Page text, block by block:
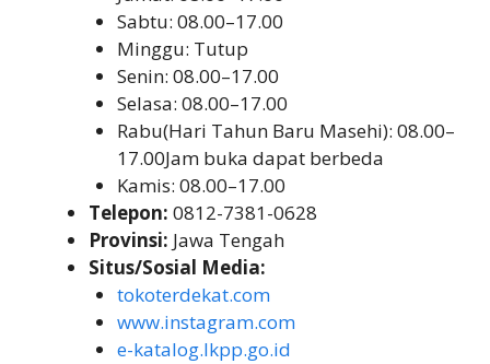
Sabtu: 08.00–17.00
Minggu: Tutup
Senin: 08.00–17.00
Selasa: 08.00–17.00
Rabu(Hari Tahun Baru Masehi): 08.00–
17.00Jam buka dapat berbeda
Kamis: 08.00–17.00
Telepon: 0812-7381-0628
Provinsi: Jawa Tengah
Situs/Sosial Media:
tokoterdekat.com
www.instagram.com
e-katalog.lkpp.go.id